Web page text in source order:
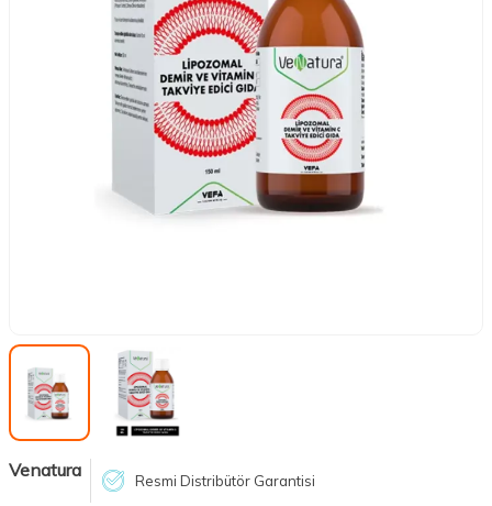
Venatura Resmi Distribütör Garantisi